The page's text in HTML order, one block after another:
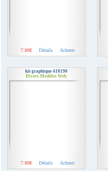
7.00€ Détails Acheter
kit graphique 418190
Divers Modèles Web
7.00€ Détails Acheter